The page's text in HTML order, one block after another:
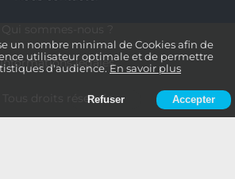
un nombre minimal de Cookies afin de
utilisateur optimale et de permettre
d'audience. En savoir plus
Refuser Accepter
Informations légales
- Tous droits réservés